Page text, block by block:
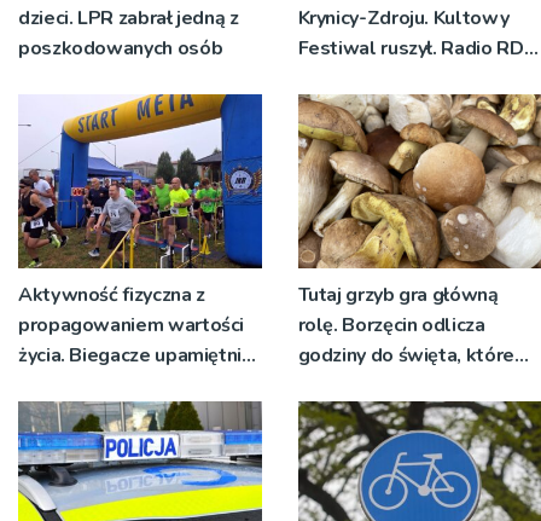
dzieci. LPR zabrał jedną z
poszkodowanych osób
Krynicy-Zdroju. Kultowy
Festiwal ruszył. Radio RDN
żywo [ZDJĘCIA]
Aktywność fizyczna z
propagowaniem wartości
życia. Biegacze upamiętnili
Tutaj grzyb gra główną
rolę. Borzęcin odlicza
godziny do święta, które
pokoleń